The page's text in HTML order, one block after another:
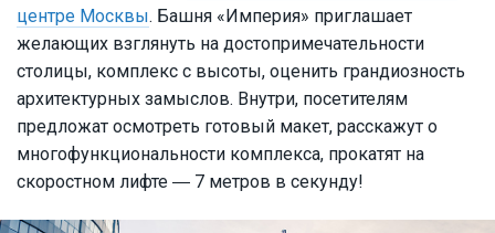
центре Москвы. Башня «Империя» приглашает
желающих взглянуть на достопримечательности
столицы, комплекс с высоты, оценить грандиозность
архитектурных замыслов. Внутри, посетителям
предложат осмотреть готовый макет, расскажут о
многофункциональности комплекса, прокатят на
скоростном лифте ― 7 метров в секунду!